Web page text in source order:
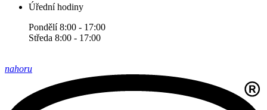
Úřední hodiny
Pondělí 8:00 - 17:00
Středa 8:00 - 17:00
nahoru